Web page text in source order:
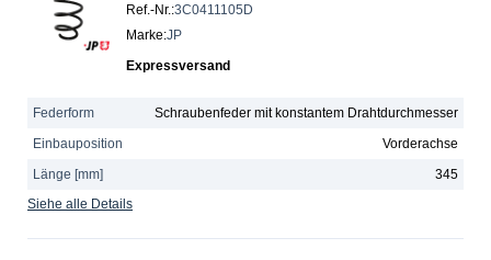
Ref.-Nr.:3C0411105D
Marke:JP
Expressversand
Federform
Schraubenfeder mit konstantem Drahtdurchmesser
Einbauposition
Vorderachse
Länge [mm]
345
Siehe alle Details